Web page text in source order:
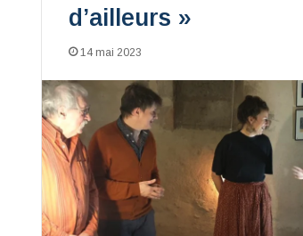
d’ailleurs »
14 mai 2023